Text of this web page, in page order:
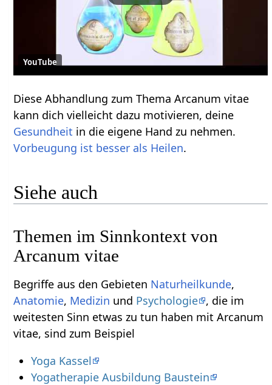
YouTube
Diese Abhandlung zum Thema Arcanum vitae
kann dich vielleicht dazu motivieren, deine
Gesundheit in die eigene Hand zu nehmen.
Vorbeugung ist besser als Heilen.
Siehe auch
Themen im Sinnkontext von
Arcanum vitae
Begriffe aus den Gebieten Naturheilkunde,
Anatomie, Medizin und Psychologie , die im
weitesten Sinn etwas zu tun haben mit Arcanum
vitae, sind zum Beispiel
Yoga Kassel
Yogatherapie Ausbildung Baustein